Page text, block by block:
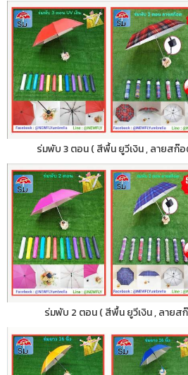
ร่มพับ 3 ตอน ( สีพื้น ยูวีเงิน , ลายสก๊
ร่มพับ 2 ตอน ( สีพื้น ยูวีเงิน , ลายส